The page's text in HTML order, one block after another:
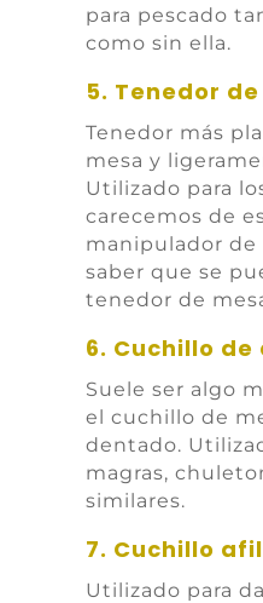
para pescado
como sin ella.
5. Tenedor
Tenedor más
mesa y
Utilizado para
carecemos de
manipulador de
saber que se
tenedor de
6. Cuchillo de
Suele ser algo
el cuchillo de
dentado.
magras,
similares.
7. Cuchillo
Utilizado para